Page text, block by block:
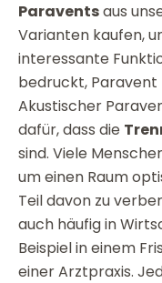
Paraventsaus
Varianten kaufen,
interessante
bedruckt,
Akustischer
dafür, dass die
sind. Viele
um einen Raum
Teil davon zu
auch häufig in
Beispiel in einem
einer Arztpraxis.